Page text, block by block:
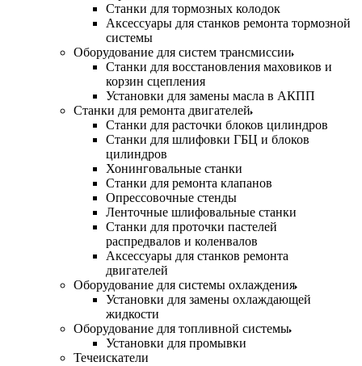
Станки для тормозных колодок
Аксессуары для станков ремонта тормозной
системы
Оборудование для систем трансмиссии
Станки для восстановления маховиков и
корзин сцепления
Установки для замены масла в АКПП
Станки для ремонта двигателей
Станки для расточки блоков цилиндров
Станки для шлифовки ГБЦ и блоков
цилиндров
Хонинговальные станки
Станки для ремонта клапанов
Опрессовочные стенды
Ленточные шлифовальные станки
Станки для проточки пастелей
распредвалов и коленвалов
Аксессуары для станков ремонта
двигателей
Оборудование для системы охлаждения
Установки для замены охлаждающей
жидкости
Оборудование для топливной системы
Установки для промывки
Течеискатели